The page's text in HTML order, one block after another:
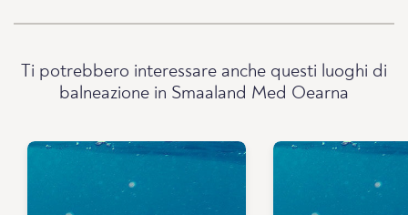
Ti potrebbero interessare anche questi luoghi di
balneazione in Smaaland Med Oearna